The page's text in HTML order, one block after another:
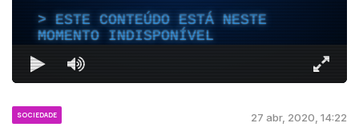
ESTE CONTEÚDO ESTÁ NESTE
MOMENTO INDISPONÍVEL
SOCIEDADE 27 abr, 2020, 14:22